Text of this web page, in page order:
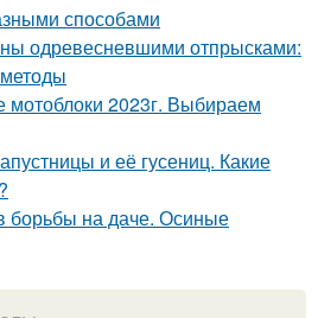
способами
одревесневшими отпрысками:
2023г. Выбираем
и её гусениц. Какие
борьбы на даче. Осиные